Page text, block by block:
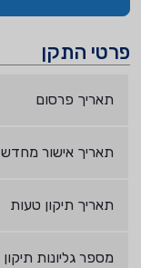
פרטי התקן
תאריך פרסום
תאריך אישור מחדש
תאריך תיקון טעות
מספר גליונות תיקון